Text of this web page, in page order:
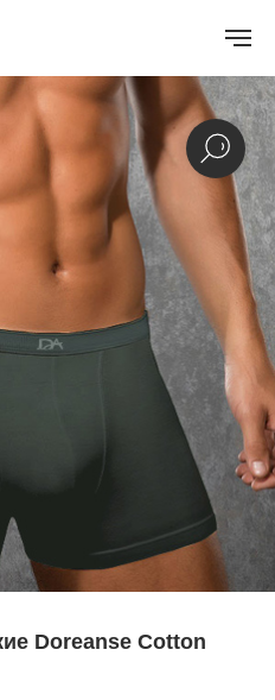
Doreanse Cotton